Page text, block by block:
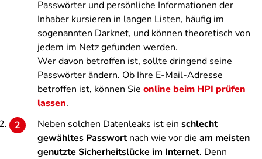
Passwörter und persönliche Informationen der
Inhaber kursieren in langen Listen, häufig im
sogenannten Darknet, und können theoretisch von
jedem im Netz gefunden werden.
Wer davon betroffen ist, sollte dringend seine
Passwörter ändern. Ob Ihre E-Mail-Adresse
betroffen ist, können Sie online beim HPI prüfen
lassen.
Neben solchen Datenleaks ist ein schlecht
gewähltes Passwortnach wie vor die am meisten
genutzte Sicherheitslücke im Internet. Denn